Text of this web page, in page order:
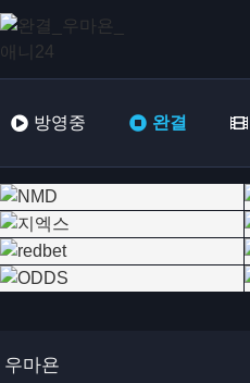
방영중 완결
우마욘